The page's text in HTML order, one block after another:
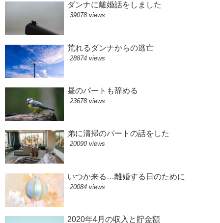
ダンナに離婚話をしました
39078 views
荒れるダンナからの逃亡
28874 views
昼のパートも辞める
23678 views
弟に清掃のパートの話をした
20090 views
いつか来る…離婚する日のために
20084 views
2020年4月の収入と貯金額